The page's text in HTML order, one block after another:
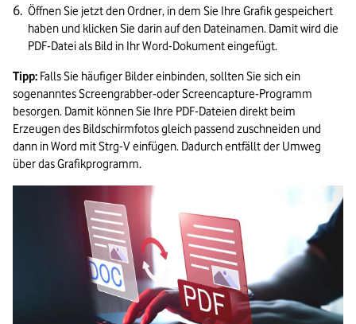
Öffnen Sie jetzt den Ordner, in dem Sie Ihre Grafik gespeichert
haben und klicken Sie darin auf den Dateinamen. Damit wird die
PDF-Datei als Bild in Ihr Word-Dokument eingefügt.
Tipp: Falls Sie häufiger Bilder einbinden, sollten Sie sich ein
sogenanntes Screengrabber-oder Screencapture-Programm
besorgen. Damit können Sie Ihre PDF-Dateien direkt beim
Erzeugen des Bildschirmfotos gleich passend zuschneiden und
dann in Word mit Strg-V einfügen. Dadurch entfällt der Umweg
über das Grafikprogramm.